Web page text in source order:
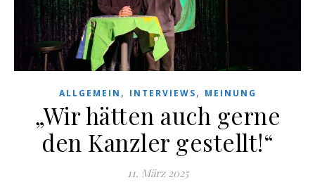
ALLGEMEIN , INTERVIEWS, MEINUNG
„Wir hätten auch gerne
den Kanzler gestellt!“
11. März 2025